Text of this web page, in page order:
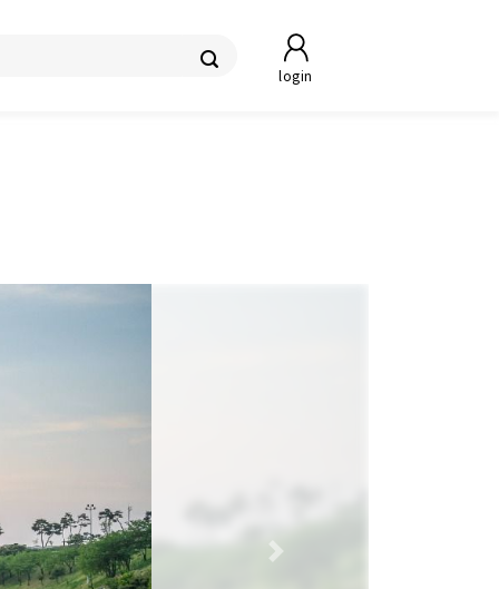
login